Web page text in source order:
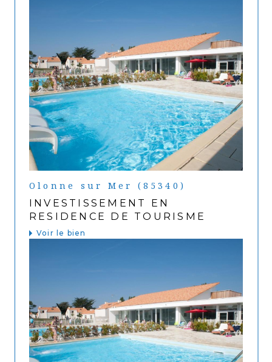
Olonne sur Mer (85340)
INVESTISSEMENT EN
RESIDENCE DE TOURISME
Voir le bien